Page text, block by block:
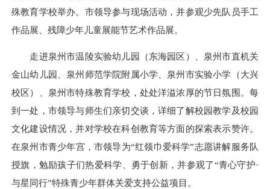
殊教育学校举办。市领导参与现场活动，并参观少先队员手工
作品展、残障少年儿童展能节艺术作品展。
走进泉州市温陵实验幼儿园（东海园区）、泉州市直机关
金山幼儿园、泉州师范学院附属小学、泉州市实验小学（大兴
校区）、泉州市特殊教育学校，处处洋溢浓厚的节日氛围。每
到一处，市领导与师生们亲切交谈，详细了解校园教学及校园
文化建设情况，并对学校在科创教育等方面的探索表示赞许。
在泉州市青少年宫，市领导为“红领巾爱科学”志愿讲解服务队
授旗，勉励孩子们热爱科学、勇于创新，并参观了“青心守护·
与星同行”特殊青少年群体关爱支持公益项目。